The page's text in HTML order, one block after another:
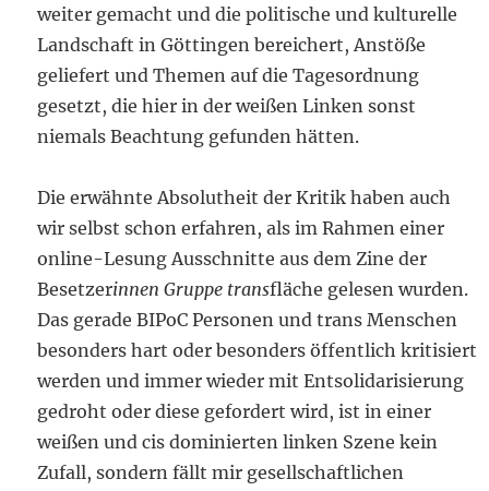
weiter gemacht und die politische und kulturelle
Landschaft in Göttingen bereichert, Anstöße
geliefert und Themen auf die Tagesordnung
gesetzt, die hier in der weißen Linken sonst
niemals Beachtung gefunden hätten.
Die erwähnte Absolutheit der Kritik haben auch
wir selbst schon erfahren, als im Rahmen einer
online-Lesung Ausschnitte aus dem Zine der
Besetzerinnen Gruppe transfläche gelesen wurden.
Das gerade BIPoC Personen und trans Menschen
besonders hart oder besonders öffentlich kritisiert
werden und immer wieder mit Entsolidarisierung
gedroht oder diese gefordert wird, ist in einer
weißen und cis dominierten linken Szene kein
Zufall, sondern fällt mir gesellschaftlichen